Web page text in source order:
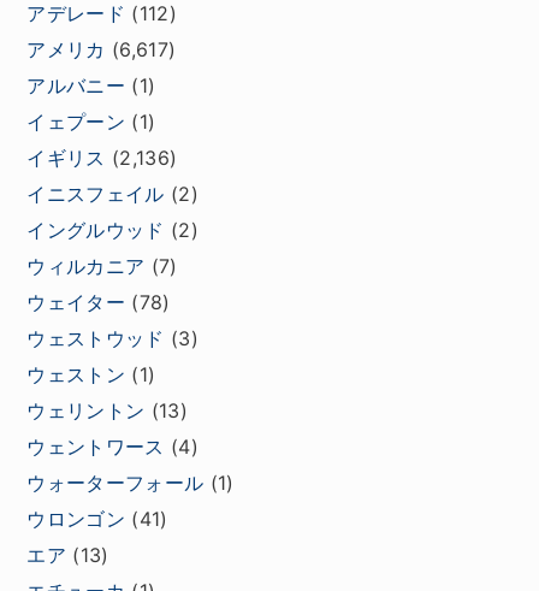
アデレード (112)
アメリカ (6,617)
アルバニー (1)
イェプーン (1)
イギリス (2,136)
イニスフェイル (2)
イングルウッド (2)
ウィルカニア (7)
ウェイター (78)
ウェストウッド (3)
ウェストン (1)
ウェリントン (13)
ウェントワース (4)
ウォーターフォール (1)
ウロンゴン (41)
エア (13)